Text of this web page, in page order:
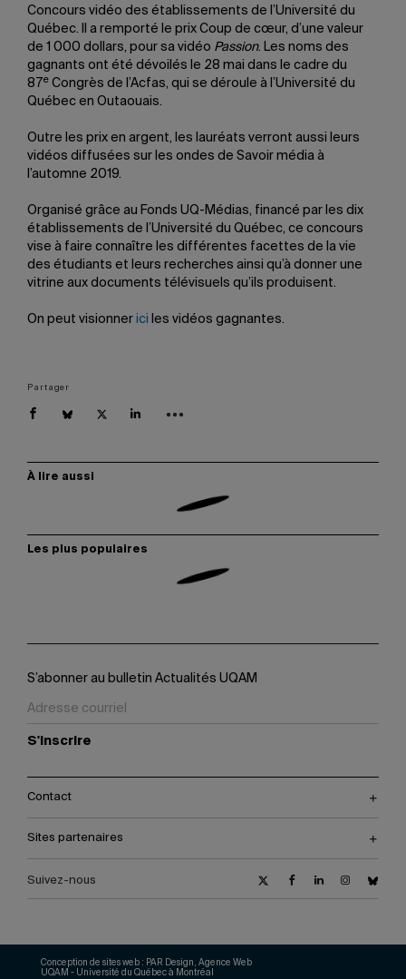
Concours vidéo des établissements de l’Université du
Québec. Il a remporté le prix Coup de cœur, d’une valeur
de 1 000 dollars, pour sa vidéo Passion. Les noms des
gagnants ont été dévoilés le 28 mai dans le cadre du
87 e Congrès de l’Acfas, qui se déroule à l’Université du
Québec en Outaouais.
Outre les prix en argent, les lauréats verront aussi leurs
vidéos diffusées sur les ondes de Savoir média à
l’automne 2019.
Organisé grâce au Fonds UQ-Médias, financé par les dix
établissements de l’Université du Québec, ce concours
vise à faire connaître les différentes facettes de la vie
des étudiants et leurs recherches ainsi qu’à donner une
vitrine aux documents télévisuels qu’ils produisent.
On peut visionner ici les vidéos gagnantes.
Partager
À lire aussi
Les plus populaires
S’abonner au bulletin Actualités UQAM
S'inscrire
Contact
Sites partenaires
Suivez-nous
UQAM - Université du Québec à Montréal
Conception de sites web : PAR Design, Agence Web